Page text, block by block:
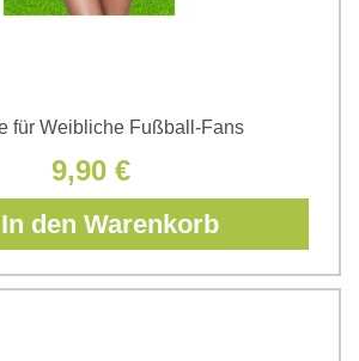
für Weibliche Fußball-Fans
9,90 €
den Warenkorb